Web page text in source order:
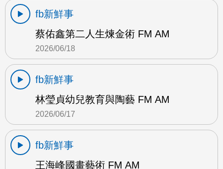
fb新鮮事
蔡佑鑫第二人生煉金術 FM AM
2026/06/18
fb新鮮事
林瑩貞幼兒教育與陶藝 FM AM
2026/06/17
fb新鮮事
王海峰國畫藝術 FM AM